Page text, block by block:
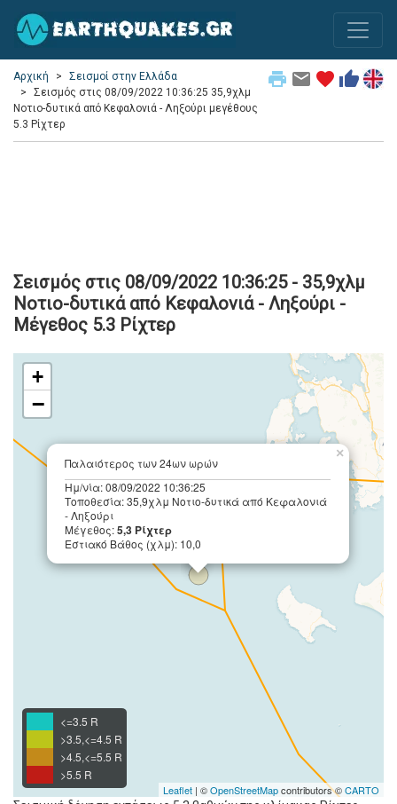
print email favorite thumb_up
Αρχική
Σεισμοί στην Ελλάδα
Σεισμός στις 08/09/2022 10:36:25 35,9χλμ
Νοτιο-δυτικά από Κεφαλονιά - Ληξούρι μεγέθους
5.3 Ρίχτερ
Σεισμός στις 08/09/2022 10:36:25 - 35,9χλμ
Νοτιο-δυτικά από Κεφαλονιά - Ληξούρι -
Μέγεθος 5.3 Ρίχτερ
Παλαιότερος των 24ων ωρών
Ημ/νία: 08/09/2022 10:36:25
Τοποθεσία: 35,9χλμ Νοτιο-δυτικά από Κεφαλονιά
- Ληξούρι
Μέγεθος:5,3 Ρίχτερ
Εστιακό Βάθος (χλμ): 10,0
×
+
−
<=3.5 R
>3.5,<=4.5 R
>4.5,<=5.5 R
>5.5 R
Leaflet | ©OpenStreetMapcontributors ©CARTO